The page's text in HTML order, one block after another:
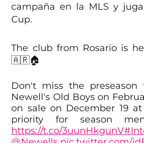
campaña en la MLS y
Cup.
The club from Rosario is
🇦🇷🏠
Don't miss the preseason
Newell's Old Boys on
on sale on December 19
priority for season
https://t.co/3uunHkgunV
@Newells pic.twitter.com/